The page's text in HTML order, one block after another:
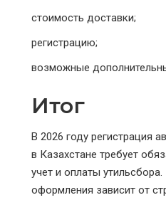
стоимость доставки;
регистрацию;
возможные
Итог
В 2026 году регистрация
в Казахстане требует
учет и оплаты
оформления зависит от